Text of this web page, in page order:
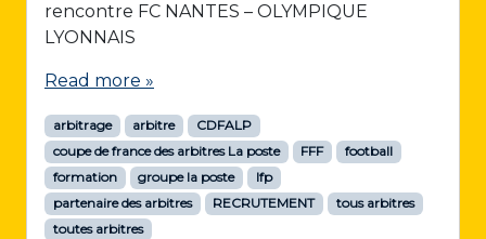
rencontre FC NANTES – OLYMPIQUE
LYONNAIS
Read more »
arbitrage arbitre
CDFALP
coupe de france des arbitres La poste
FFF
football
formation
groupe la poste
lfp
partenaire des arbitres
RECRUTEMENT
tous arbitres
toutes arbitres